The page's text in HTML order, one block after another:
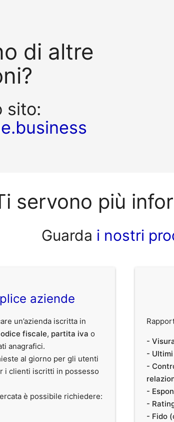
di altre
sito:
servono più
Guarda i nostri
aziende
un’azienda iscritta in
fiscale, partita iva o
anagrafici.
al giorno per gli utenti
i clienti iscritti in possesso
è possibile richiedere:
-
-
-
-
-
- Fido